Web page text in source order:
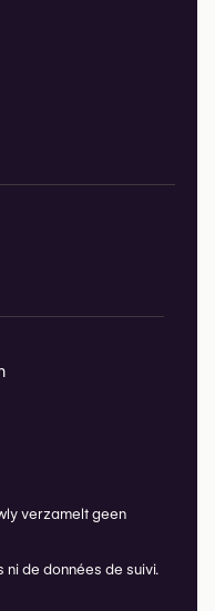
verzamelt geen
de données de suivi.